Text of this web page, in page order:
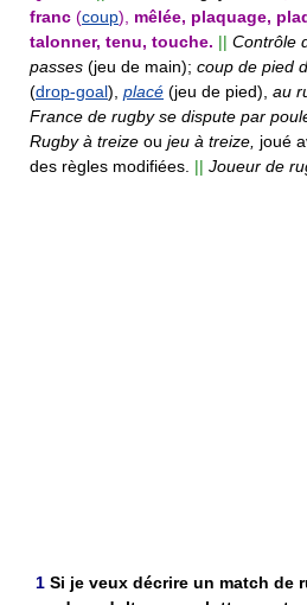
franc (coup), mêlée, plaquage,
talonner, tenu, touche. || Contrôle
passes (jeu de main); coup de pied
(drop-goal), placé (jeu de pied), au
France de rugby se dispute par
Rugby à treize ou jeu à treize, joué
des règles modifiées. || Joueur de
1 Si je veux décrire un match de